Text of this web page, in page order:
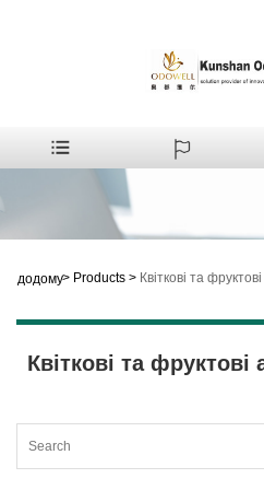
додому> Products > Квіткові та
Квіткові та фруктові